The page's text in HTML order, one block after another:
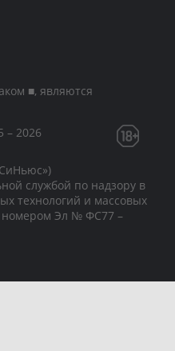
■, являются
2026
службой по надзору в
технологий и массовых
номером Эл № ФС77 –